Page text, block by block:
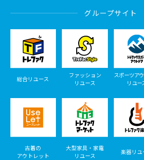
グループサイト
総合リユース
ファッション
リユース
スポーツア
リユー
古着の
アウトレット
大型家具・家電
リユース
楽器リユ